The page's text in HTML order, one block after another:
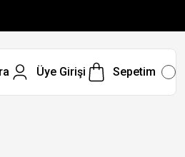
Üye Girişi Sepetim